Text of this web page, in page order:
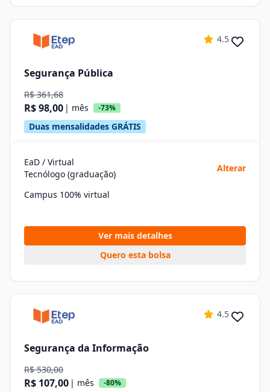
4.5
Segurança Pública
R$ 361,68
R$ 98,00 | mês -73%
Duas mensalidades GRÁTIS
EaD / Virtual
Tecnólogo (graduação)
Alterar
Campus 100% virtual
Ver mais detalhes
Quero esta bolsa
4.5
Segurança da Informação
R$ 530,00
R$ 107,00 | mês -80%